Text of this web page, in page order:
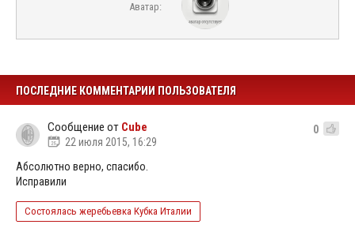
Аватар:
ПОСЛЕДНИЕ КОММЕНТАРИИ ПОЛЬЗОВАТЕЛЯ
Сообщение от Cube
22 июля 2015, 16:29
0
Абсолютно верно, спасибо.
Исправили
Состоялась жеребьевка Кубка Италии